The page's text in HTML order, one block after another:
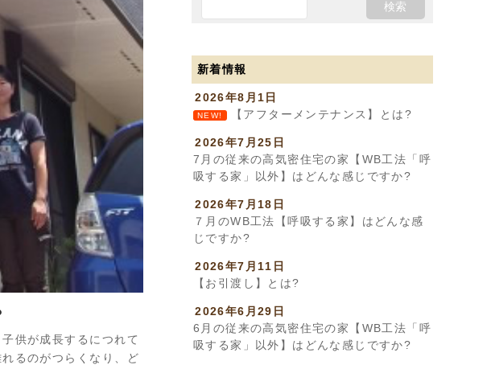
供が成長するにつれて
るのがつらくなり、ど
新着情報
2026年8月1日
NEW! 【アフターメンテナンス】とは?
2026年7月25日
7月の従来の高気密住宅の家【WB工法「呼
吸する家」以外】はどんな感じですか?
2026年7月18日
７月のWB工法【呼吸する家】はどんな感
じですか?
2026年7月11日
【お引渡し】とは?
2026年6月29日
6月の従来の高気密住宅の家【WB工法「呼
吸する家」以外】はどんな感じですか?